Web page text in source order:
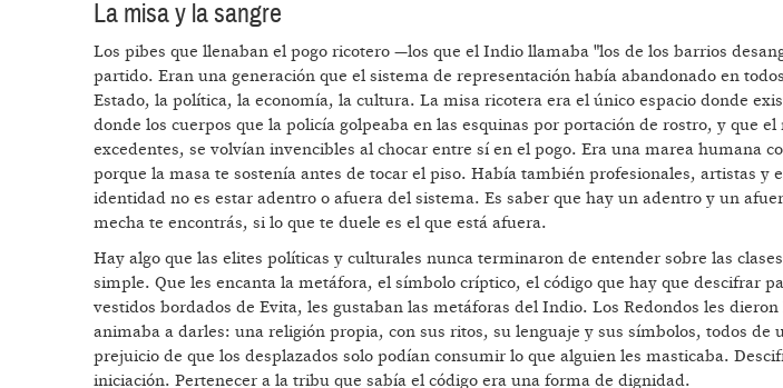
La misa y la sangre
Los pibes que llenaban el pogo ricotero —los que el Indio llamaba "los de los barrios
partido. Eran una generación que el sistema de representación había abandonado en
Estado, la política, la economía, la cultura. La misa ricotera era el único espacio donde
donde los cuerpos que la policía golpeaba en las esquinas por portación de rostro, y que
excedentes, se volvían invencibles al chocar entre sí en el pogo. Era una marea humana
porque la masa te sostenía antes de tocar el piso. Había también profesionales, artistas y
identidad no es estar adentro o afuera del sistema. Es saber que hay un adentro y un
mecha te encontrás, si lo que te duele es el que está afuera.
Hay algo que las elites políticas y culturales nunca terminaron de entender sobre las
simple. Que les encanta la metáfora, el símbolo críptico, el código que hay que descifrar
vestidos bordados de Evita, les gustaban las metáforas del Indio. Los Redondos les
animaba a darles: una religión propia, con sus ritos, su lenguaje y sus símbolos, todos de
prejuicio de que los desplazados solo podían consumir lo que alguien les masticaba.
iniciación. Pertenecer a la tribu que sabía el código era una forma de dignidad.